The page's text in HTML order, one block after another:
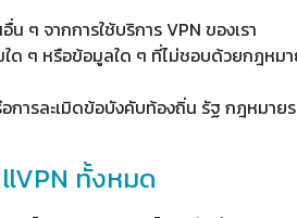
ๆ จากการใช้บริการ VPN ของเรา
ด ๆ หรือข้อมูลใด ๆ ที่ไม่ชอบด้วยกฎหม
ารละเมิดข้อบังคับท้องถิ่น รัฐ กฎหมาย
ทั้งหมด